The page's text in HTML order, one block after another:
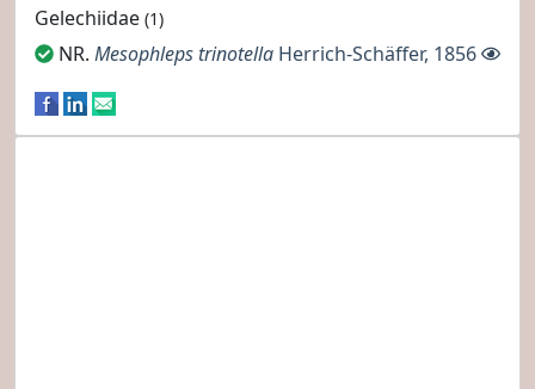
Gelechiidae (1)
NR. Mesophleps trinotella Herrich-Schäffer, 1856